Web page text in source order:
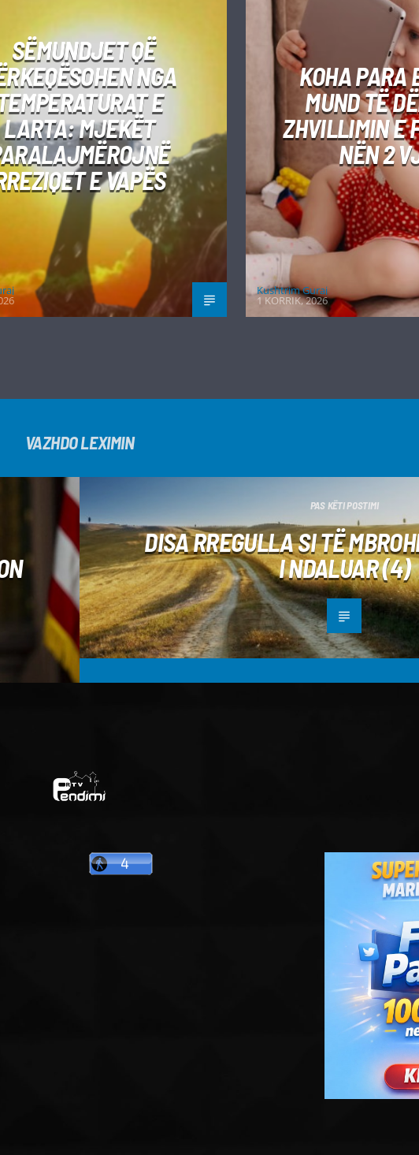
SËMUNDJET QË
NGA
E
LARTA: MJEKËT
E VAPËS
KOHA PARA
MUND TË
ZHVILLIMIN E
NËN 2
Kushtrim Guraj
1 KORRIK, 2026
VAZHDO LEXIMIN
PAS KËTI POSTIMI
DISA RREGULLA SI TË
I NDALUAR (4)